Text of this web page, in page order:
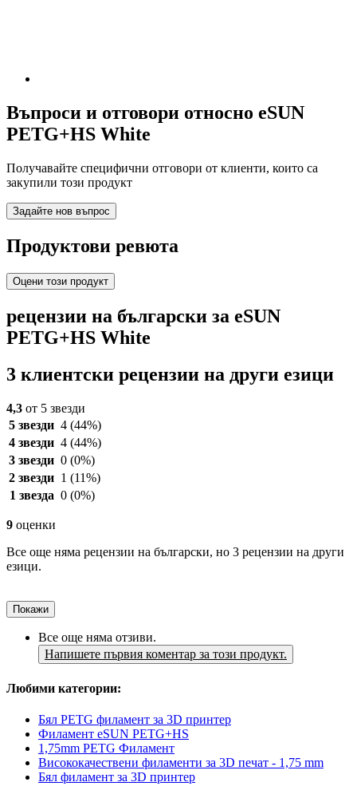
Въпроси и отговори относно eSUN
PETG+HS White
Получавайте специфични отговори от клиенти, които са
закупили този продукт
Задайте нов въпрос
Продуктови ревюта
Оцени този продукт
рецензии на български за eSUN
PETG+HS White
3 клиентски рецензии на други езици
4,3 от 5 звезди
5 звезди 4 (44%)
4 звезди 4 (44%)
3 звезди 0 (0%)
2 звезди 1 (11%)
1 звезда 0 (0%)
9 оценки
Все още няма рецензии на български, но 3 рецензии на други
езици.
Покажи
Все още няма отзиви.
Напишете първия коментар за този продукт.
Любими категории:
Бял PETG филамент за 3D принтер
Филамент eSUN PETG+HS
1,75mm PETG Филамент
Висококачествени филаменти за 3D печат - 1,75 mm
Бял филамент за 3D принтер